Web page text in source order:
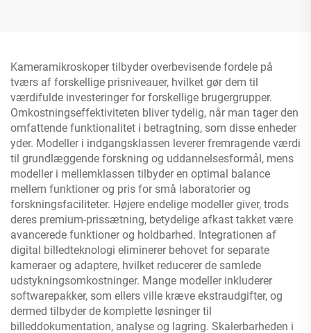
Kameramikroskoper tilbyder overbevisende fordele på
tværs af forskellige prisniveauer, hvilket gør dem til
værdifulde investeringer for forskellige brugergrupper.
Omkostningseffektiviteten bliver tydelig, når man tager den
omfattende funktionalitet i betragtning, som disse enheder
yder. Modeller i indgangsklassen leverer fremragende værdi
til grundlæggende forskning og uddannelsesformål, mens
modeller i mellemklassen tilbyder en optimal balance
mellem funktioner og pris for små laboratorier og
forskningsfaciliteter. Højere endelige modeller giver, trods
deres premium-prissætning, betydelige afkast takket være
avancerede funktioner og holdbarhed. Integrationen af
digital billedteknologi eliminerer behovet for separate
kameraer og adaptere, hvilket reducerer de samlede
udstykningsomkostninger. Mange modeller inkluderer
softwarepakker, som ellers ville kræve ekstraudgifter, og
dermed tilbyder de komplette løsninger til
billeddokumentation, analyse og lagring. Skalerbarheden i